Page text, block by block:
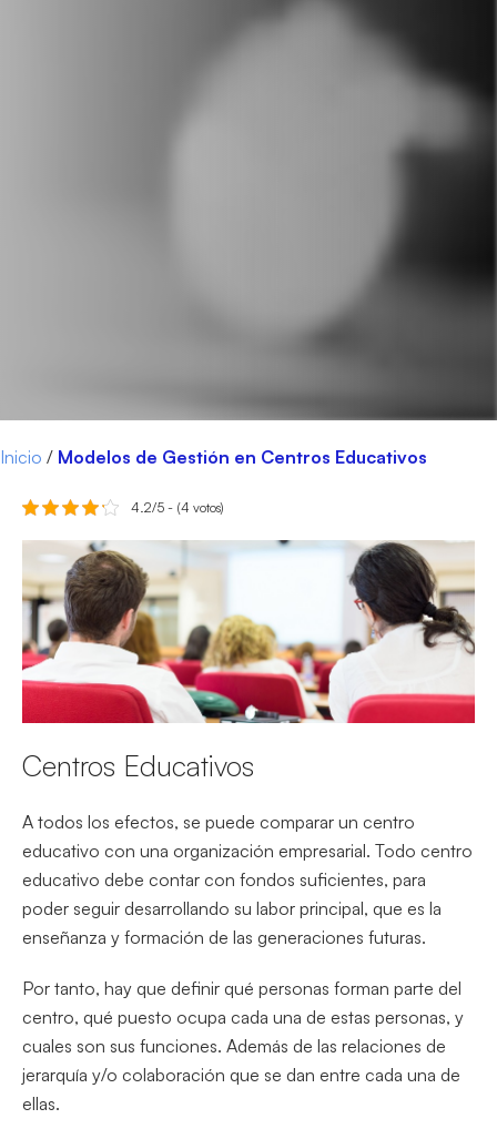
Inicio / Modelos de Gestión en Centros Educativos
4.2/5 - (4 votos)
Centros Educativos
A todos los efectos, se puede comparar un centro
educativo con una organización empresarial. Todo centro
educativo debe contar con fondos suficientes, para
poder seguir desarrollando su labor principal, que es la
enseñanza y formación de las generaciones futuras.
Por tanto, hay que definir qué personas forman parte del
centro, qué puesto ocupa cada una de estas personas, y
cuales son sus funciones. Además de las relaciones de
jerarquía y/o colaboración que se dan entre cada una de
ellas.